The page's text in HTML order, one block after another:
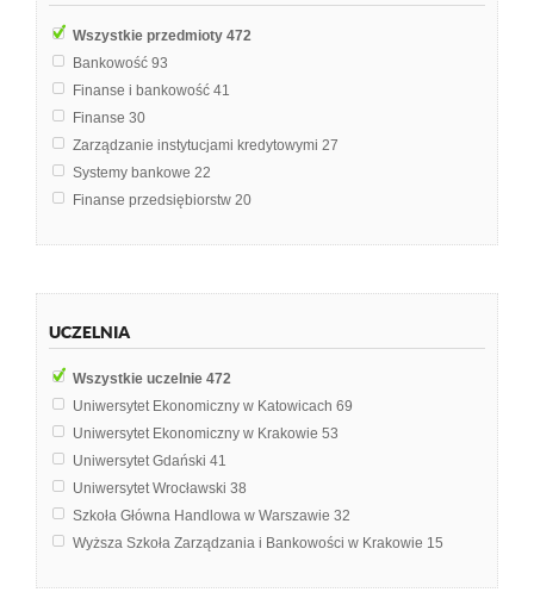
Wszystkie przedmioty 472
Bankowość 93
Finanse i bankowość 41
Finanse 30
Zarządzanie instytucjami kredytowymi 27
Systemy bankowe 22
Finanse przedsiębiorstw 20
Analiza finansowa
Rynek kapitałowy i operacje giełdowe
Rynki finansowe4
UCZELNIA
Wszystkie uczelnie 472
Uniwersytet Ekonomiczny w Katowicach 69
Uniwersytet Ekonomiczny w Krakowie 53
Uniwersytet Gdański 41
Uniwersytet Wrocławski 38
Szkoła Główna Handlowa w Warszawie 32
Wyższa Szkoła Zarządzania i Bankowości w Krakowie 15